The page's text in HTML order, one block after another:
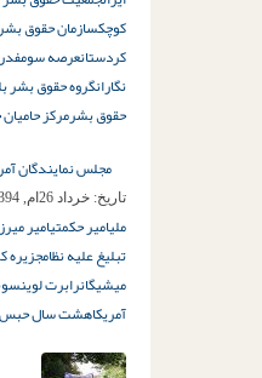
کوچکسازمان حقوق بشر
کردستانعرصه سوم
نگارانگروه حقوق بشر
حقوق بشرمرکز
مجلس نمایندگان
تاریخ: خرداد 26ام, 1394
ملیامیر حکمتیامیر
تبلیغ علیه نظامجزیره
میشیگانرابرت
آمریکاهشت سال حبس